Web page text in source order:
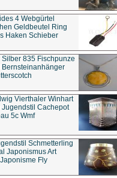
4 Webgürtel
Geldbeutel Ring
Haken Schieber
Silber 835 Fischpunze
Bernsteinanhänger
Vierthaler Winhart
Jugendstil Cachepot
5c Wmf
Schmetterling
Japonismus Art
Fly